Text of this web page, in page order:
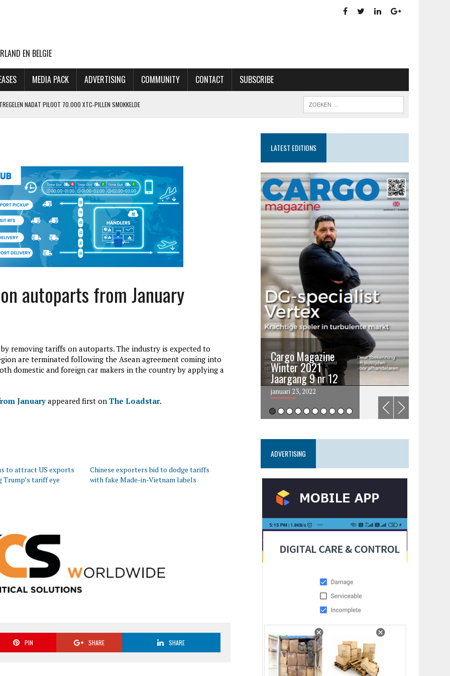
EN BELGIE
MEDIA PACK ADVERTISING COMMUNITY CONTACT SUBSCRIBE
NADAT PILOOT 70.000 XTC-PILLEN SMOKKELDE
LAATSTE MOMENT AFGEBLAZEN
autoparts from January
removing tariffs on autoparts. The industry is expected to
are terminated following the Asean agreement coming into
domestic and foreign car makers in the country by applying a
Januaryappeared first on The Loadstar.
to attract US exports
Trump’s tariff eye
Chinese exporters bid to dodge tariffs
with fake Made-in-Vietnam labels
PIN SHARE SHARE
LATEST EDITIONS
edition3
Cargo Magazine
Winter 2021
Jaargang 9 nr 12
januari 23, 2022
ADVERTISING